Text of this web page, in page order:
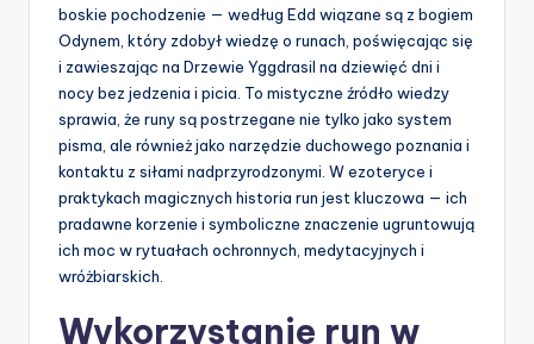
boskie pochodzenie — według Edd wiązane są z bogiem
Odynem, który zdobył wiedzę o runach, poświęcając się
i zawieszając na Drzewie Yggdrasil na dziewięć dni i
nocy bez jedzenia i picia. To mistyczne źródło wiedzy
sprawia, że runy są postrzegane nie tylko jako system
pisma, ale również jako narzędzie duchowego poznania i
kontaktu z siłami nadprzyrodzonymi. W ezoteryce i
praktykach magicznych historia run jest kluczowa — ich
pradawne korzenie i symboliczne znaczenie ugruntowują
ich moc w rytuałach ochronnych, medytacyjnych i
wróżbiarskich.
Wykorzystanie run w